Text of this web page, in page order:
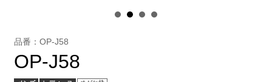
品番：OP-J58
OP-J58